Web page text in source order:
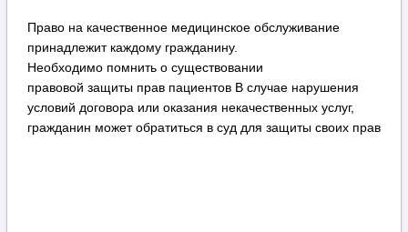
Право на качественное медицинское обслуживание
принадлежит каждому гражданину.
Необходимо помнить о существовании
правовой защиты прав пациентов В случае нарушения
условий договора или оказания некачественных услуг,
гражданин может обратиться в суд для защиты своих прав